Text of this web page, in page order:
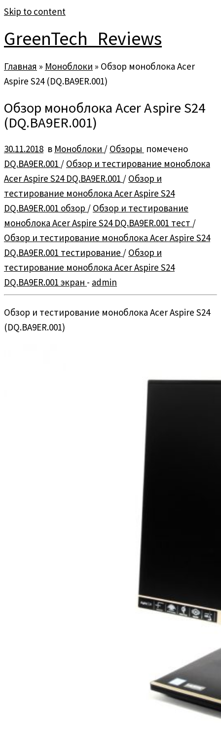
Skip to content
GreenTech_Reviews
Главная » Моноблоки » Обзор моноблока Acer
Aspire S24 (DQ.BA9ER.001)
Обзор моноблока Acer Aspire S24
(DQ.BA9ER.001)
30.11.2018 в Моноблоки / Обзоры помечено
DQ.BA9ER.001 / Обзор и тестирование моноблока
Acer Aspire S24 DQ.BA9ER.001 / Обзор и
тестирование моноблока Acer Aspire S24
DQ.BA9ER.001 обзор / Обзор и тестирование
моноблока Acer Aspire S24 DQ.BA9ER.001 тест /
Обзор и тестирование моноблока Acer Aspire S24
DQ.BA9ER.001 тестирование / Обзор и
тестирование моноблока Acer Aspire S24
DQ.BA9ER.001 экран - admin
Обзор и тестирование моноблока Acer Aspire S24
(DQ.BA9ER.001)